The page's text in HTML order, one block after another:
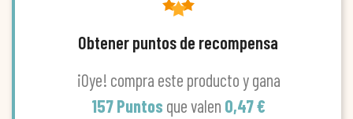
Obtener puntos de recompensa
¡Oye! compra este producto y gana
157 Puntos que valen 0,47 €